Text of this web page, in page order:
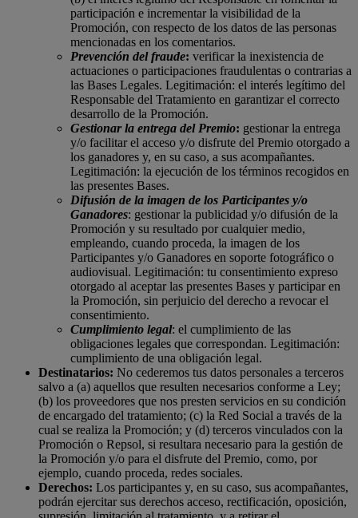
participación e incrementar la visibilidad de la
Promoción, con respecto de los datos de las personas
mencionadas en los comentarios.
Prevención del fraude: verificar la inexistencia de
actuaciones o participaciones fraudulentas o contrarias a
las Bases Legales. Legitimación: el interés legítimo del
Responsable del Tratamiento en garantizar el correcto
desarrollo de la Promoción.
Gestionar la entrega del Premio: gestionar la entrega
y/o facilitar el acceso y/o disfrute del Premio otorgado a
los ganadores y, en su caso, a sus acompañantes.
Legitimación: la ejecución de los términos recogidos en
las presentes Bases.
Difusión de la imagen de los Participantes y/o
Ganadores: gestionar la publicidad y/o difusión de la
Promoción y su resultado por cualquier medio,
empleando, cuando proceda, la imagen de los
Participantes y/o Ganadores en soporte fotográfico o
audiovisual. Legitimación: tu consentimiento expreso
otorgado al aceptar las presentes Bases y participar en
la Promoción, sin perjuicio del derecho a revocar el
consentimiento.
Cumplimiento legal: el cumplimiento de las
obligaciones legales que correspondan. Legitimación:
cumplimiento de una obligación legal.
Destinatarios: No cederemos tus datos personales a terceros
salvo a (a) aquellos que resulten necesarios conforme a Ley;
(b) los proveedores que nos presten servicios en su condición
de encargado del tratamiento; (c) la Red Social a través de la
cual se realiza la Promoción; y (d) terceros vinculados con la
Promoción o Repsol, si resultara necesario para la gestión de
la Promoción y/o para el disfrute del Premio, como, por
ejemplo, cuando proceda, redes sociales.
Derechos: Los participantes y, en su caso, sus acompañantes,
podrán ejercitar sus derechos acceso, rectificación, oposición,